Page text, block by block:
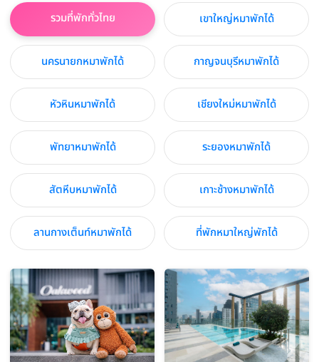
รวมที่พักทั่วไทย เขาใหญ่หมาพักได้
นครนายกหมาพักได้ กาญจนบุรีหมาพักได้
หัวหินหมาพักได้ เชียงใหม่หมาพักได้
พัทยาหมาพักได้ ระยองหมาพักได้
สัตหีบหมาพักได้ เกาะช้างหมาพักได้
ลานกางเต็นท์หมาพักได้ ที่พักหมาใหญ่พักได้